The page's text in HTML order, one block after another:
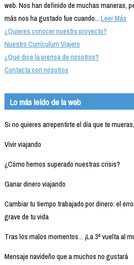
web. Nos han definido de muchas maneras,
más nos ha gustado fue cuando...Leer Más
¿Quieres conocer nuestro proyecto?
Nuestro Currículum Viajero
¿Qué dice la prensa de nosotros?
Contacta con nosotros
Lo más leído de la web
Si no quieres arrepentirte el día que te
Vivir viajando
¿Cómo hemos superado nuestras crisis?
Ganar dinero viajando
Cambiar tu tiempo trabajado por dinero: el
grave de tu vida
Tras los malos momentos... ¡La 3ª vuelta al
Mensaje navideño que a muchos no gustará